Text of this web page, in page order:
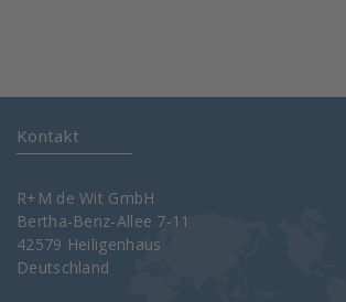
Kontakt
R+M de Wit GmbH
Bertha-Benz-Allee 7-11
42579 Heiligenhaus
Deutschland